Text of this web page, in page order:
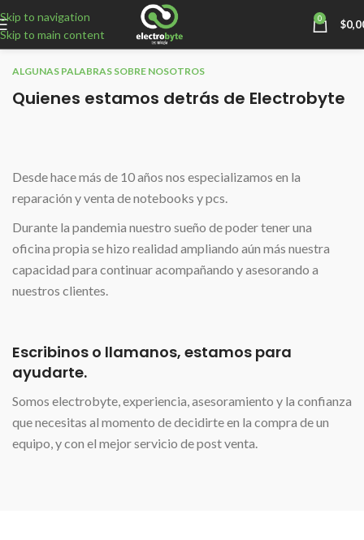
Skip to navigation
Skip to main content
0 $
ALGUNAS PALABRAS SOBRE NOSOTROS
Quienes estamos detrás de Electrobyte
Desde hace más de 10 años nos especializamos en la
reparación y venta de notebooks y pcs.
Durante la pandemia nuestro sueño de poder tener una
oficina propia se hizo realidad ampliando aún más nuestra
capacidad para continuar acompañando y asesorando a
nuestros clientes.
Escribinos o llamanos, estamos para
ayudarte.
Somos electrobyte, experiencia, asesoramiento y la confianza
que necesitas al momento de decidirte en la compra de un
equipo, y con el mejor servicio de post venta.